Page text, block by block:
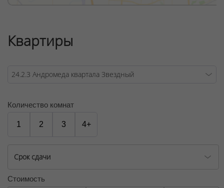
Квартиры
Количество комнат
1 2 3 4+
Срок сдачи
Стоимость